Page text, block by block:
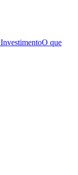
InvestimentoO que